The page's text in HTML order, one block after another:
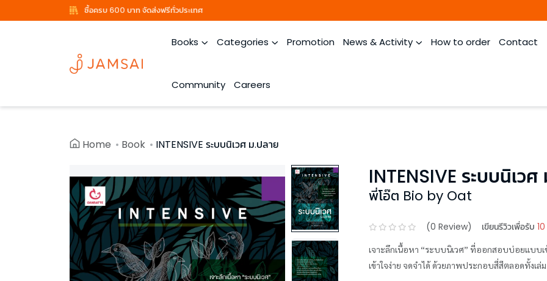
ซื้อครบ 600 บาท จัดส่งฟรีทั่วประเทศ
Books Categories Promotion News & Activity How to order Contact
Community Careers
Home Book INTENSIVE ระบบนิเวศ ม.ปลาย
INTENSIVE ระบบนิเว
พี่โอ๊ต Bio by Oat
(0 Review) เขียนรีวิวเพื่อรับ
เจาะลึกเนื้อหา “ระบบนิเวศ” ที่ออกสอบบ่อยแบบ
เข้าใจง่าย จดจำได้ ด้วยภาพประกอบสี่สีตลอดทั้งเล่